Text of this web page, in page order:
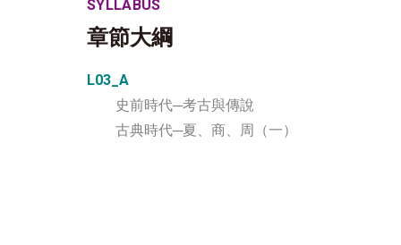
SYLLABUS
章節大綱
L03_A
史前時代─考古與傳說
古典時代─夏、商、周（一）